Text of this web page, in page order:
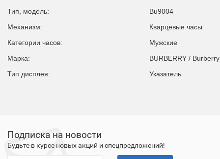
Тип, модель:
Bu9004
Механизм:
Кварцевые часы
Категории часов:
Мужские
Марка:
BURBERRY / Burberry
Тип дисплея:
Указатель
Подписка на новости
Будьте в курсе новых акций и спецпредложений!